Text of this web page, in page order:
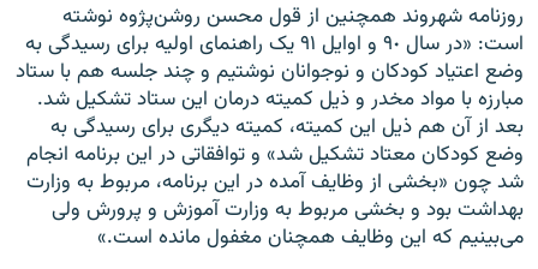
روزنامه شهروند همچنین از قول محسن روشن‌پژوه نوشته
است: «در ‌سال ٩٠ و اوایل ٩١ یک راهنمای اولیه برای رسیدگی به
وضع اعتیاد کودکان و نوجوانان نوشتیم و چند جلسه هم با ستاد
مبارزه با مواد مخدر و ذیل کمیته درمان این ستاد تشکیل شد.
بعد از آن هم ذیل این کمیته، کمیته دیگری برای رسیدگی به
وضع کودکان معتاد تشکیل شد» و توافقاتی در این برنامه انجام
شد چون «بخشی از وظایف آمده در این برنامه، مربوط به وزارت
بهداشت بود و بخشی مربوط به وزارت آموزش و پرورش ولی
می‌بینیم که این وظایف همچنان مغفول مانده است.»